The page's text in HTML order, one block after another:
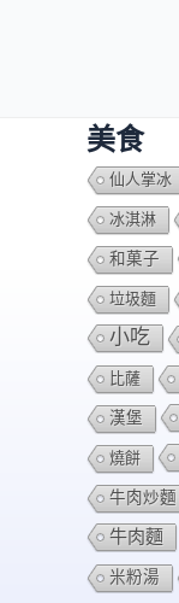
美食
仙人掌冰
冰淇淋
和菓子
垃圾麵
小吃
比薩
漢堡
燒餅
牛肉炒麵
牛肉麵
米粉湯